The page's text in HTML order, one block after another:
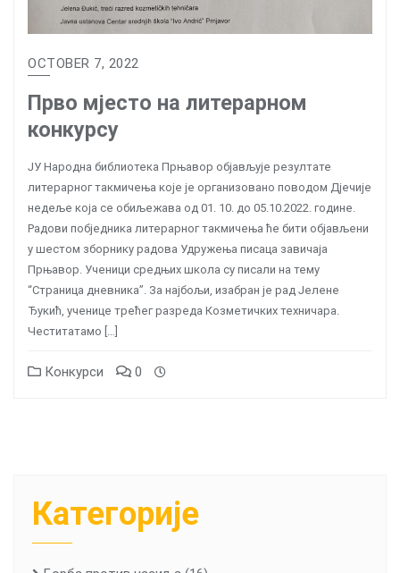
OCTOBER 7, 2022
Прво мјесто на литерарном
конкурсу
ЈУ Народна библиотека Прњавор објављује резултате
литерарног такмичења које је организовано поводом Дјечије
недеље која се обиљежава од 01. 10. до 05.10.2022. године.
Радови побједника литерарног такмичења ће бити објављени
у шестом зборнику радова Удружења писаца завичаја
Прњавор. Ученици средњих школа су писали на тему
“Страница дневника”. За најбољи, изабран је рад Јелене
Ђукић, ученице трећег разреда Козметичких техничара.
Честитатамо […]
Конкурси 0
Категорије